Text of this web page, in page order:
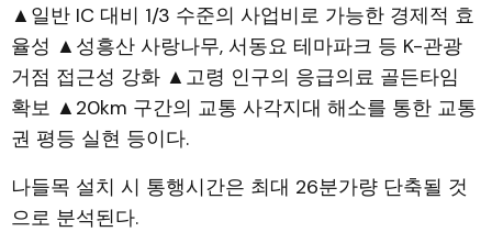
▲일반 IC 대비 1/3 수준의 사업비로 가능한 경제적 효
율성 ▲성흥산 사랑나무, 서동요 테마파크 등 K-관광
거점 접근성 강화 ▲고령 인구의 응급의료 골든타임
확보 ▲20km 구간의 교통 사각지대 해소를 통한 교통
권 평등 실현 등이다.
나들목 설치 시 통행시간은 최대 26분가량 단축될 것
으로 분석된다.